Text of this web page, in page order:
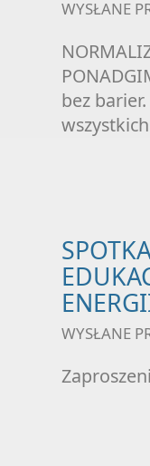
WYSŁANE
bez
WYSŁANE